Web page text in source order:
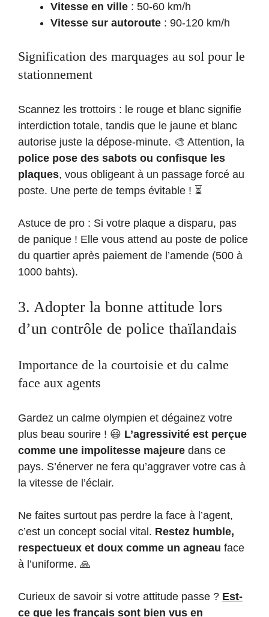
Vitesse en ville : 50-60 km/h
Vitesse sur autoroute : 90-120 km/h
Signification des marquages au sol pour le
stationnement
Scannez les trottoirs : le rouge et blanc signifie
interdiction totale, tandis que le jaune et blanc
autorise juste la dépose-minute. 🎨 Attention, la
police pose des sabots ou confisque les
plaques, vous obligeant à un passage forcé au
poste. Une perte de temps évitable ! ⏳
Astuce de pro : Si votre plaque a disparu, pas
de panique ! Elle vous attend au poste de police
du quartier après paiement de l’amende (500 à
1000 bahts).
3. Adopter la bonne attitude lors
d’un contrôle de police thaïlandais
Importance de la courtoisie et du calme
face aux agents
Gardez un calme olympien et dégainez votre
plus beau sourire ! 😃 L’agressivité est perçue
comme une impolitesse majeure dans ce
pays. S’énerver ne fera qu’aggraver votre cas à
la vitesse de l’éclair.
Ne faites surtout pas perdre la face à l’agent,
c’est un concept social vital. Restez humble,
respectueux et doux comme un agneau face
à l’uniforme. 🙏
Curieux de savoir si votre attitude passe ? Est-
ce que les français sont bien vus en